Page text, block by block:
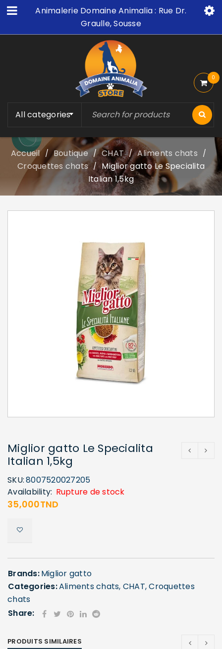
Animalerie Domaine Animalia : Rue Dr.
Graulle, Sousse
All categories
0
Accueil / Boutique / CHAT / Aliments chats /
Croquettes chats / Miglior gatto Le Specialita
Italian 1,5kg
Miglior gatto Le Specialita
Italian 1,5kg
SKU:8007520027205
Availability: Rupture de stock
35,000TND
Brands:Miglior gatto
Categories:Aliments chats, CHAT,Croquettes
chats
Share:
PRODUITS SIMILAIRES